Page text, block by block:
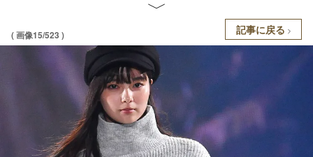
( 画像15/523 ) 記事に戻る